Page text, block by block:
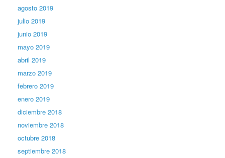
agosto 2019
julio 2019
junio 2019
mayo 2019
abril 2019
marzo 2019
febrero 2019
enero 2019
diciembre 2018
noviembre 2018
octubre 2018
septiembre 2018